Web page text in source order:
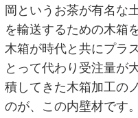
岡というお茶が有名な
を輸送するための木箱
木箱が時代と共にプラ
とって代わり受注量が
積してきた木箱加工の
のが、この内壁材です